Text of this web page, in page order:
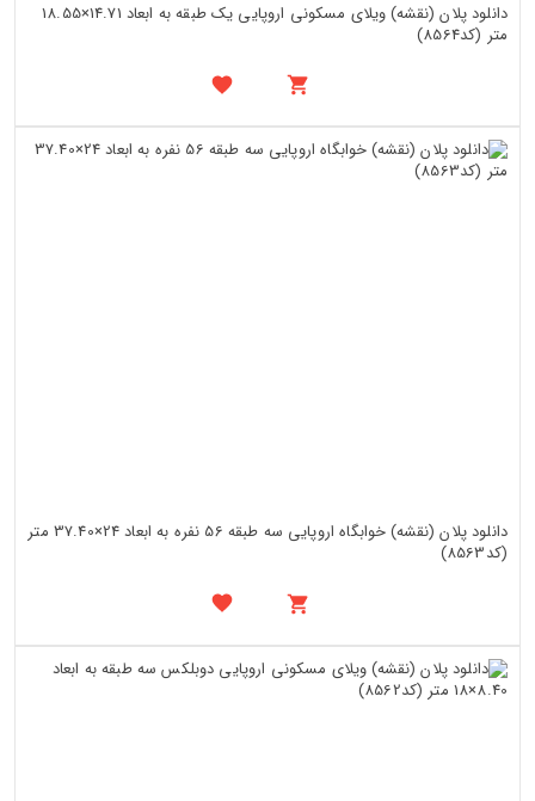
دانلود پلان (نقشه) ویلای مسکونی اروپایی یک طبقه به ابعاد 14.71×18.55
متر (کد8564)
دانلود پلان (نقشه) خوابگاه اروپایی سه طبقه 56 نفره به ابعاد 24×37.40 متر
(کد8563)